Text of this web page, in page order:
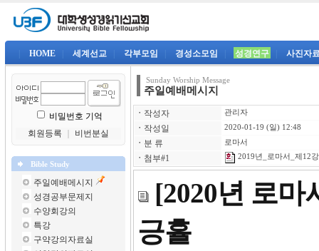
HOME 세계선교 각부모임 경성소모임 성경연구 사진자
비밀번호 기억
회원등록
비번분실
Bible Study
주일예배메시지
성경공부문제지
수양회강의
특강
구약강의자료실
Sunday Worship Message
주일예배메시지
ㆍ 작성자 관리자
ㆍ 작성일 2020-01-19 (일) 12:48
ㆍ 분 류 로마서
ㆍ 첨부#1 2019년_로마서_제12
[2020년 로마
긍휼